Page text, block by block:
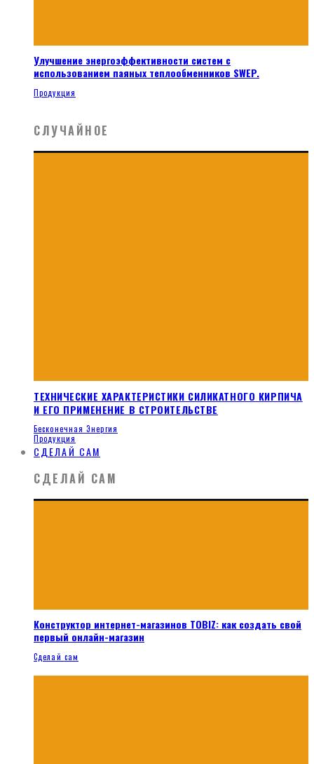
Улучшение энергоэффективности систем с
использованием паяных теплообменников SWEP.
Продукция
СЛУЧАЙНОЕ
ТЕХНИЧЕСКИЕ ХАРАКТЕРИСТИКИ СИЛИКАТНОГО КИРПИЧА
И ЕГО ПРИМЕНЕНИЕ В СТРОИТЕЛЬСТВЕ
Бесконечная Энергия
Продукция
СДЕЛАЙ САМ
СДЕЛАЙ САМ
Конструктор интернет-магазинов TOBIZ: как создать свой
первый онлайн-магазин
Сделай сам